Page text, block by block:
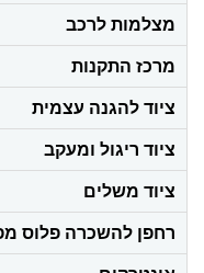
מצלמות לרכב
מרכז התקנות
ציוד להגנה עצמית
ציוד ריגול ומעקב
ציוד משלים
רחפן להשכרה פלוס